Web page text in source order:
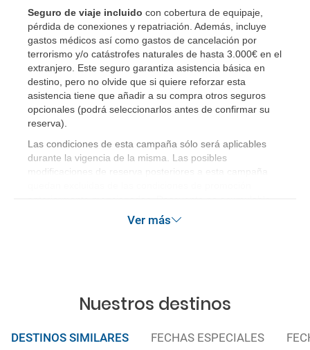
Si tengo los traslados incluidos, ¿dónde debo
dirigirme?
¿Incluye algún seguro de viaje mi reserva?
¿Cuáles son las condiciones generales en las
¿Cuáles son los impuestos de entrada y salida del
¿Qué hago si el traslado contratado del aeropuerto
¿Por qué me sale el precio de un niño igual que el
Seguro de viaje incluido con cobertura de equipaje,
pérdida de conexiones y repatriación. Además, incluye
gastos médicos así como gastos de cancelación por
terrorismo y/o catástrofes naturales de hasta 3.000€ en el
extranjero. Este seguro garantiza asistencia básica en
destino, pero no olvide que si quiere reforzar esta
asistencia tiene que añadir a su compra otros seguros
opcionales (podrá seleccionarlos antes de confirmar su
reserva)
Las condiciones de esta campaña sólo será aplicables
durante la vigencia de la misma. Las posibles
modificaciones de reserva posteriores a esta campaña
Ver más
Nuestros destinos
DESTINOS SIMILARES FECHAS ESPECIALES